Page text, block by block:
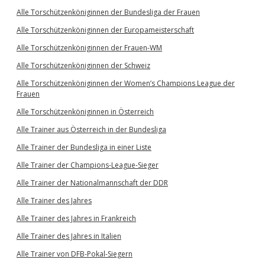
Alle Torschützenköniginnen der Bundesliga der Frauen
Alle Torschützenköniginnen der Europameisterschaft
Alle Torschützenköniginnen der Frauen-WM
Alle Torschützenköniginnen der Schweiz
Alle Torschützenköniginnen der Women’s Champions League der
Frauen
Alle Torschützenköniginnen in Österreich
Alle Trainer aus Österreich in der Bundesliga
Alle Trainer der Bundesliga in einer Liste
Alle Trainer der Champions-League-Sieger
Alle Trainer der Nationalmannschaft der DDR
Alle Trainer des Jahres
Alle Trainer des Jahres in Frankreich
Alle Trainer des Jahres in Italien
Alle Trainer von DFB-Pokal-Siegern